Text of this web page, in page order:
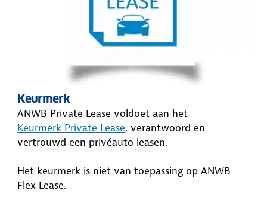
Keurmerk
ANWB Private Lease voldoet aan het
Keurmerk Private Lease, verantwoord en
vertrouwd een privéauto leasen.
Het keurmerk is niet van toepassing op ANWB
Flex Lease.